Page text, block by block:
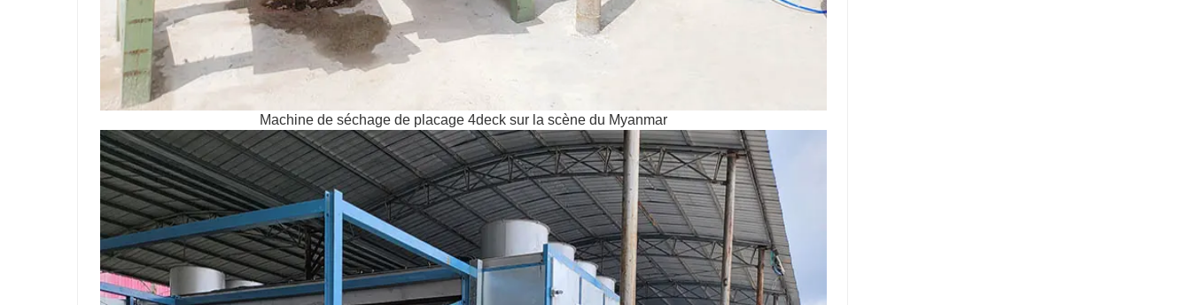
Machine de séchage de placage 4deck sur la scène du Myanmar